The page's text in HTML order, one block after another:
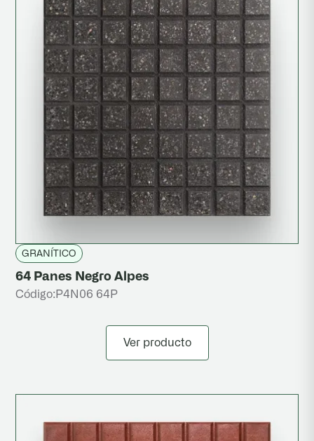
GRANÍTICO
64 Panes Negro Alpes
Código: P4N06 64P
Ver producto